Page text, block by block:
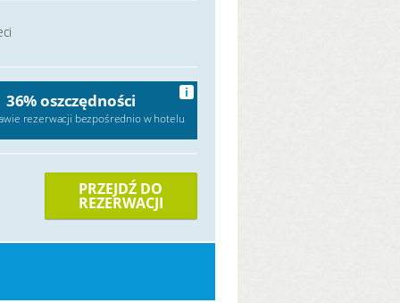
36% oszczędności
rezerwacji bezpośrednio w hotelu
i
PRZEJDŹ DO
REZERWACJI